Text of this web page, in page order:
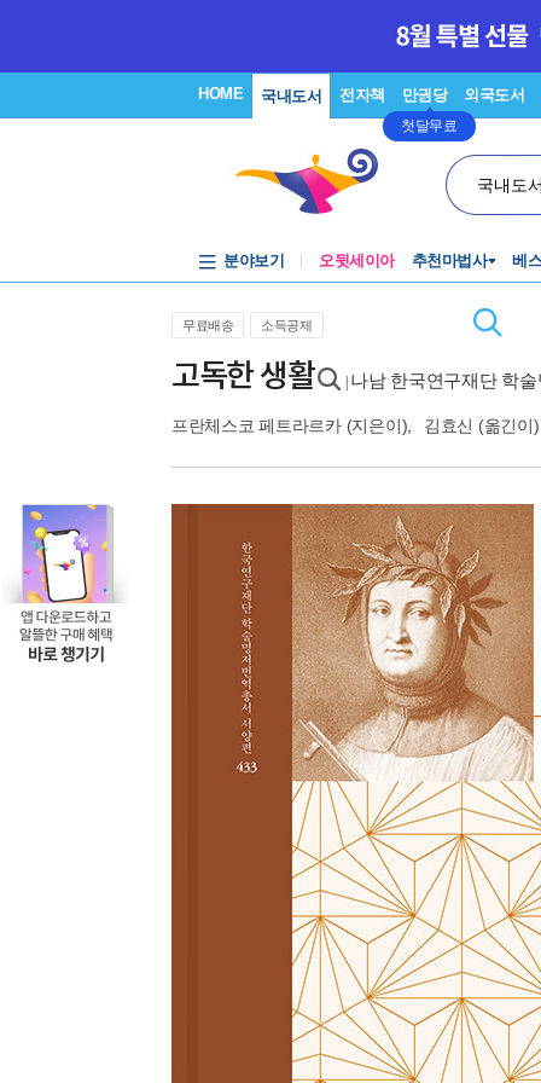
HOME 국내도서 전자책 만권당
첫달무료
외국도서
국내도
분야보기 오뒷세이아 추천마법사 베
무료배송 소득공제
고독한 생활 나남 한국연구재단 학
프란체스코 페트라르카(지은이), 김효신 (옮긴이)